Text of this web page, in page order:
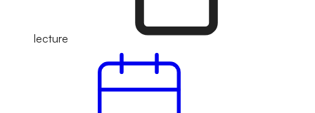
lecture